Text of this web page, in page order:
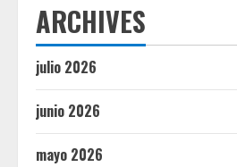
ARCHIVES
julio 2026
junio 2026
mayo 2026